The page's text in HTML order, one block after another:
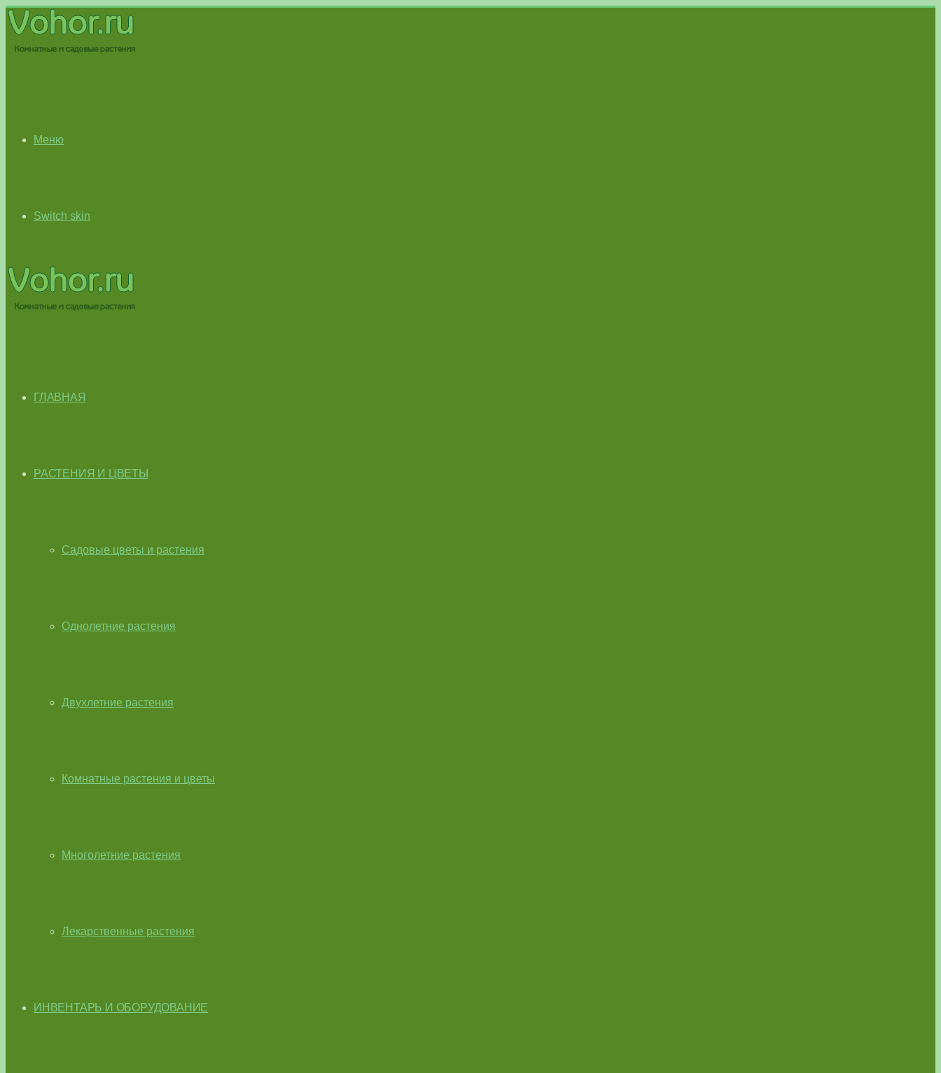
Меню
Switch skin
ГЛАВНАЯ
РАСТЕНИЯ И ЦВЕТЫ
Садовые цветы и растения
Однолетние растения
Двухлетние растения
Комнатные растения и цветы
Многолетние растения
Лекарственные растения
ИНВЕНТАРЬ И ОБОРУДОВАНИЕ